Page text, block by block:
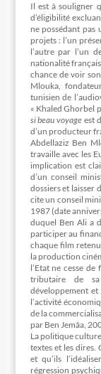
Il est à souligner
d’éligibilité
ne possédant
projets : l’un
l’autre par l’un
nationalité
chance de voir
Mlouka,
tunisien de
« Khaled Ghorbel
si beau voyageest
d’un producteur
Abdellaziz Ben
travaille avec les
implication est
d’un conseil
dossiers et laisser
cite un conseil
1987 (date
duquel Ben Ali a
participer au
chaque film
la production
l’Etat ne cesse
tributaire de
développement
l’activité
de la
par Ben Jemâa,
La politique
textes et les dires.
et qu’ils
régression